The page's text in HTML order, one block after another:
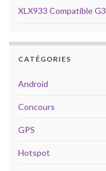
XLX933 Compatible G3
CATÉGORIES
Android
Concours
GPS
Hotspot